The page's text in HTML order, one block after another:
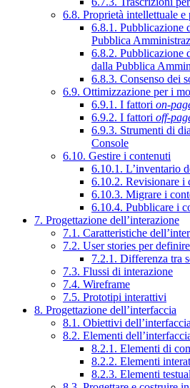
6.8. Proprietà intellettuale e
6.8.1. Pubblicazione
Pubblica
6.8.2. Pubblicazione
dalla Pubblica
6.8.3. Consenso dei
6.9. Ottimizzazione per i
6.9.1. I fattori on-
6.9.2. I fattori off-
6.9.3. Strumenti di
Console
6.10. Gestire i contenuti
6.10.1. L’inventario
6.10.2. Revisionare i
6.10.3. Migrare i
6.10.4. Pubblicare i
7. Progettazione dell’interazione
7.1. Caratteristiche
7.2. User stories per
7.2.1. Differenza tra
7.3. Flussi di interazione
7.4. Wireframe
7.5. Prototipi interattivi
8. Progettazione dell’interfaccia
8.1. Obiettivi dell’interfaccia
8.2. Elementi
8.2.1. Elementi di
8.2.2. Elementi
8.2.3. Elementi